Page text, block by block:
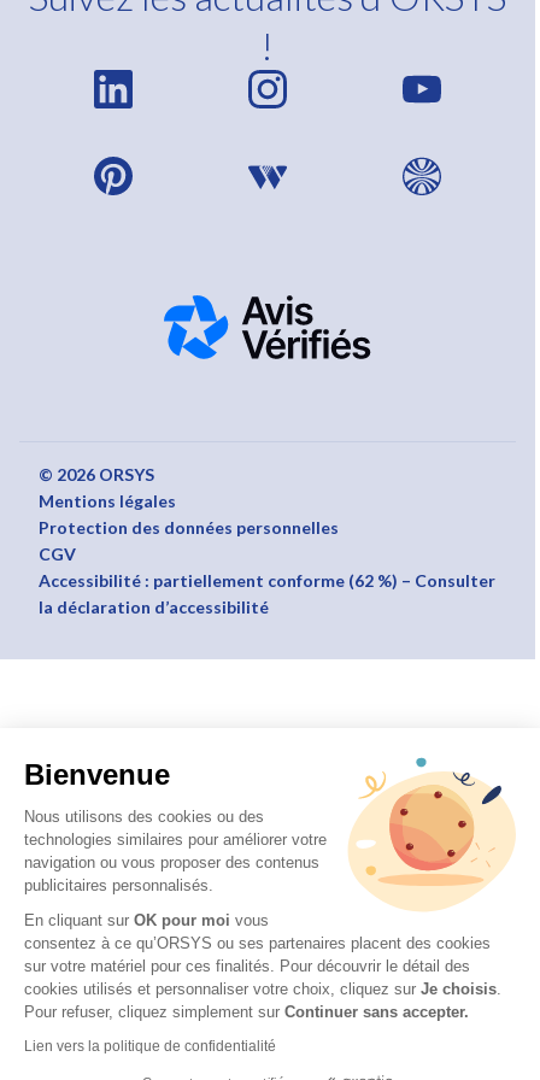
Bienvenue
Nous utilisons des cookies ou des
technologies similaires pour améliorer votre
navigation ou vous proposer des contenus
publicitaires personnalisés.
En cliquant sur OK pour moi vous
consentez à ce qu’ORSYS ou ses partenaires placent des cookies
sur votre matériel pour ces finalités. Pour découvrir le détail des
cookies utilisés et personnaliser votre choix, cliquez sur Je choisis.
Pour refuser, cliquez simplement sur Continuer sans accepter.
Lien vers la politique de confidentialité
!
© 2026 ORSYS
Mentions légales
Protection des données personnelles
CGV
Accessibilité : partiellement conforme (62 %) – Consulter
la déclaration d’accessibilité